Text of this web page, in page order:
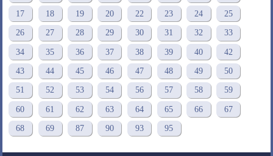
17 18 19 20 22 23 24 25
26 27 28 29 30 31 32 33
34 35 36 37 38 39 40 42
43 44 45 46 47 48 49 50
51 52 53 54 56 57 58 59
60 61 62 63 64 65 66 67
68 69 87 90 93 95